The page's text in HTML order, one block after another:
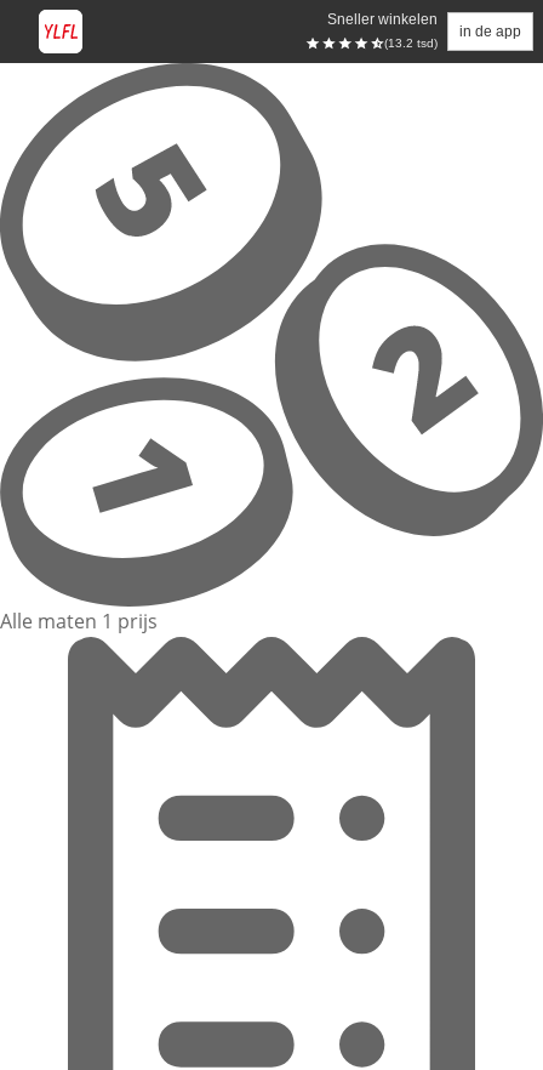
Sneller winkelen
(13.2 tsd)
in de app
Overslaan naar hoofdinhoud
Alle maten 1 prijs